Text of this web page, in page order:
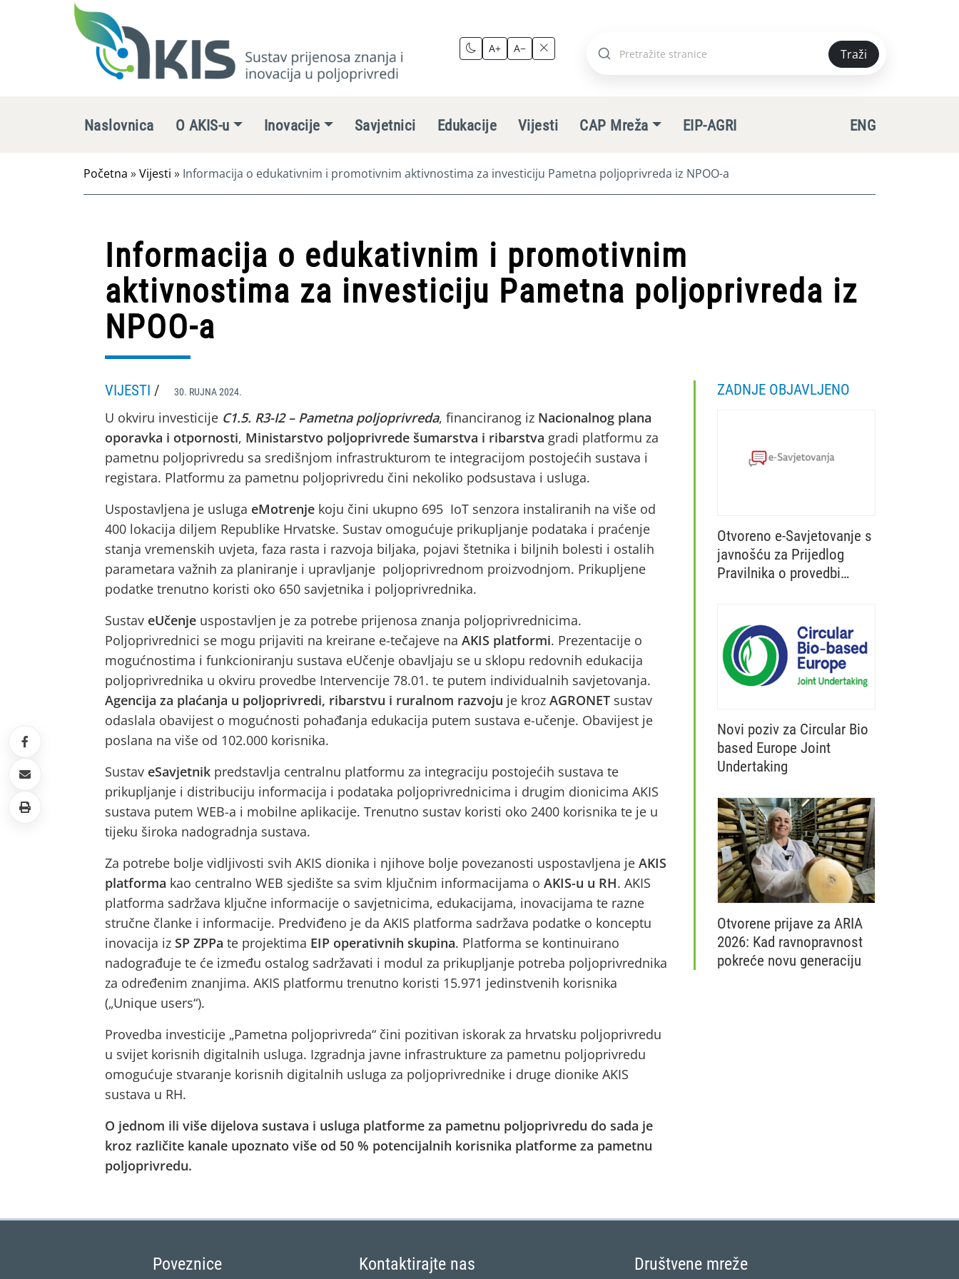
A+ A−
Pretraži
Traži
Naslovnica O AKIS-u Inovacije Savjetnici Edukacije Vijesti CAP Mreža EIP-AGRI ENG
Početna »Vijesti » Informacija o edukativnim i promotivnim aktivnostima za investiciju Pametna poljoprivreda iz NPOO-a
Informacija o edukativnim i promotivnim
aktivnostima za investiciju Pametna poljoprivreda iz
NPOO-a
VIJESTI / 30. RUJNA 2024.
U okviru investicije C1.5. R3-I2 – Pametna poljoprivreda, financiranog iz Nacionalnog plana
oporavka i otpornosti, Ministarstvo poljoprivrede šumarstva i ribarstva gradi platformu za
pametnu poljoprivredu sa središnjom infrastrukturom te integracijom postojećih sustava i
registara. Platformu za pametnu poljoprivredu čini nekoliko podsustava i usluga.
Uspostavljena je usluga eMotrenje koju čini ukupno 695 IoT senzora instaliranih na više od
400 lokacija diljem Republike Hrvatske. Sustav omogućuje prikupljanje podataka i praćenje
stanja vremenskih uvjeta, faza rasta i razvoja biljaka, pojavi štetnika i biljnih bolesti i ostalih
parametara važnih za planiranje i upravljanje poljoprivrednom proizvodnjom. Prikupljene
podatke trenutno koristi oko 650 savjetnika i poljoprivrednika.
Sustav eUčenje uspostavljen je za potrebe prijenosa znanja poljoprivrednicima.
Poljoprivrednici se mogu prijaviti na kreirane e-tečajeve na AKIS platformi. Prezentacije o
mogućnostima i funkcioniranju sustava eUčenje obavljaju se u sklopu redovnih edukacija
poljoprivrednika u okviru provedbe Intervencije 78.01. te putem individualnih savjetovanja.
Agencija za plaćanja u poljoprivredi, ribarstvu i ruralnom razvoju je kroz AGRONET sustav
odaslala obavijest o mogućnosti pohađanja edukacija putem sustava e-učenje. Obavijest je
poslana na više od 102.000 korisnika.
Sustav eSavjetnik predstavlja centralnu platformu za integraciju postojećih sustava te
prikupljanje i distribuciju informacija i podataka poljoprivrednicima i drugim dionicima AKIS
sustava putem WEB-a i mobilne aplikacije. Trenutno sustav koristi oko 2400 korisnika te je u
tijeku široka nadogradnja sustava.
Za potrebe bolje vidljivosti svih AKIS dionika i njihove bolje povezanosti uspostavljena je AKIS
platforma kao centralno WEB sjedište sa svim ključnim informacijama o AKIS-u u RH. AKIS
platforma sadržava ključne informacije o savjetnicima, edukacijama, inovacijama te razne
stručne članke i informacije. Predviđeno je da AKIS platforma sadržava podatke o konceptu
inovacija iz SP ZPPa te projektima EIP operativnih skupina. Platforma se kontinuirano
nadograđuje te će između ostalog sadržavati i modul za prikupljanje potreba poljoprivrednika
za određenim znanjima. AKIS platformu trenutno koristi 15.971 jedinstvenih korisnika
(„Unique users“).
Provedba investicije „Pametna poljoprivreda“ čini pozitivan iskorak za hrvatsku poljoprivredu
u svijet korisnih digitalnih usluga. Izgradnja javne infrastrukture za pametnu poljoprivredu
omogućuje stvaranje korisnih digitalnih usluga za poljoprivrednike i druge dionike AKIS
sustava u RH.
O jednom ili više dijelova sustava i usluga platforme za pametnu poljoprivredu do sada je
kroz različite kanale upoznato više od 50 % potencijalnih korisnika platforme za pametnu
poljoprivredu.
ZADNJE OBJAVLJENO
Otvoreno e-Savjetovanje s
javnošću za Prijedlog
Pravilnika o provedbi
ruralnog razvoja za 2027.
godinu
Novi poziv za Circular Bio
based Europe Joint
Undertaking
Otvorene prijave za ARIA
2026: Kad ravnopravnost
pokreće novu generaciju
Poveznice Kontaktirajte nas Društvene mreže